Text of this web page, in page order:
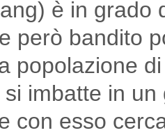
è in grado
però bandito
popolazione
si imbatte in
con esso